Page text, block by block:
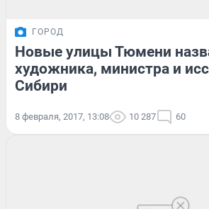
ГОРОД
Новые улицы Тюмени
художника, министра и
Сибири
8 февраля, 2017, 13:08 10 287 60